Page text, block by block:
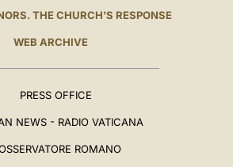
THE CHURCH'S RESPONSE
WEB ARCHIVE
PRESS OFFICE
NEWS - RADIO VATICANA
ROMANO